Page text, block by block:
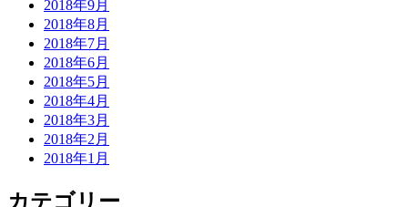
2018年9月
2018年8月
2018年7月
2018年6月
2018年5月
2018年4月
2018年3月
2018年2月
2018年1月
カテゴリー